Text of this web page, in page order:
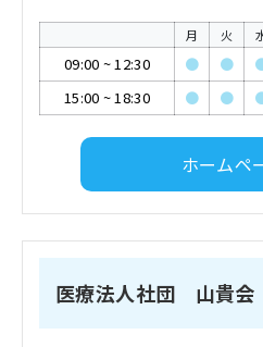
月 火
09:00 ~12:30 ● ●
15:00 ~18:30 ● ●
ホームペ
医療法人社団 山貴